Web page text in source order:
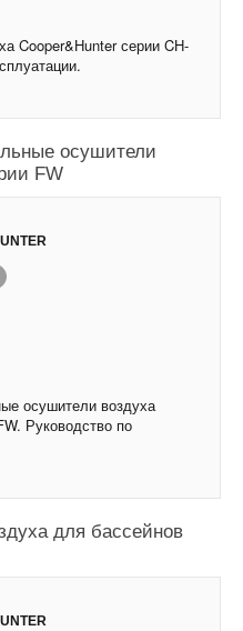
Cooper&Hunter серии CH-
осушители
FW
осушители воздуха
Руководство по
для бассейнов